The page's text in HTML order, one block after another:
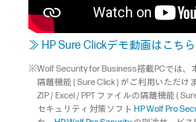
≫ HP Sure Clickデモ動画はこちら
※Wolf Security for Business搭載PCでは、
隔離機能 ( Sure Click ) がご利用いただけ
ZIP / Excel / PPT ファイルの隔離機能 (
セキュリティ対策ソフト HP Wolf Pro